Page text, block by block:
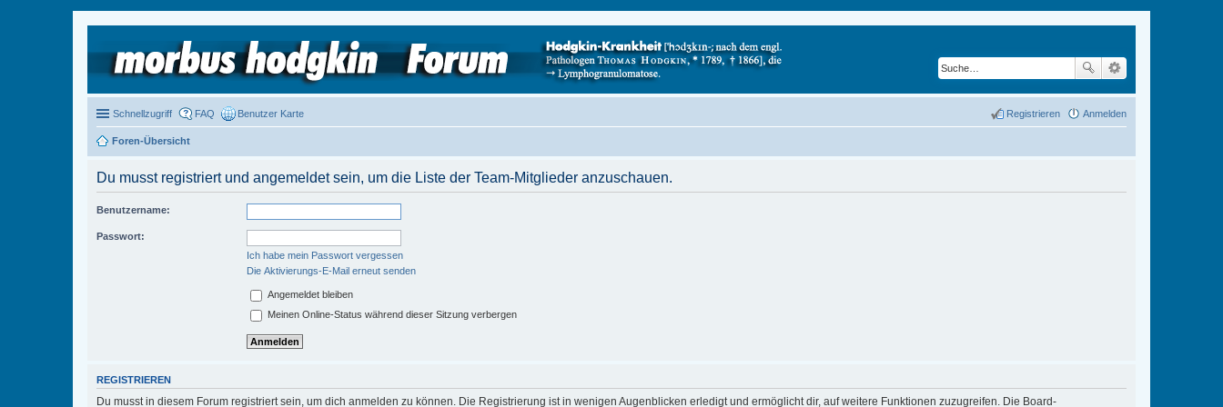
Schnellzugriff FAQ Benutzer Karte Anmelden
Registrieren
Foren-Übersicht
Du musst registriert und angemeldet sein, um die Liste der Team-Mitglieder anzuschauen.
Benutzername:
Passwort:
Ich habe mein Passwort vergessen
Die Aktivierungs-E-Mail erneut senden
Angemeldet bleiben
Meinen Online-Status während dieser Sitzung verbergen
REGISTRIEREN
Du musst in diesem Forum registriert sein, um dich anmelden zu können. Die Registrierung ist in wenigen Augenblicken erledigt und ermöglicht dir, auf weitere Funktionen zuzugreifen. Die Board-